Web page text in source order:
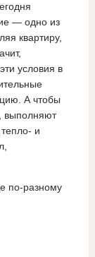
— одно из
квартиру,
условия в
А чтобы
выполняют
и
по-разному